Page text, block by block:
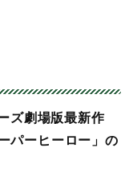
ズ劇場版最新作
パーヒーロー」の